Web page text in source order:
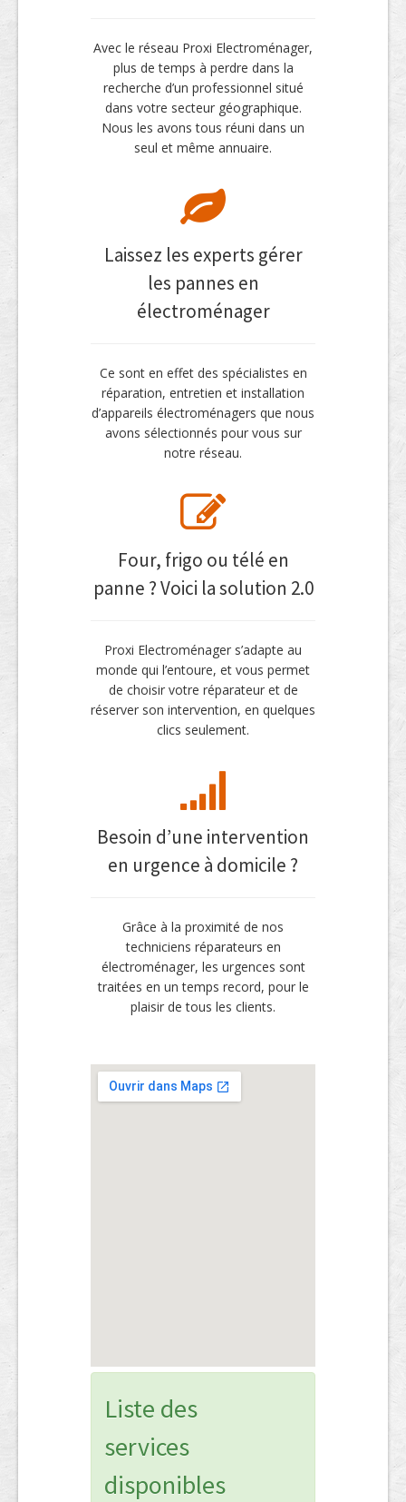
Avec le réseau Proxi Electroménager,
plus de temps à perdre dans la
recherche d’un professionnel situé
dans votre secteur géographique.
Nous les avons tous réuni dans un
seul et même annuaire.
Laissez les experts gérer
les pannes en
électroménager
Ce sont en effet des spécialistes en
réparation, entretien et installation
d’appareils électroménagers que nous
avons sélectionnés pour vous sur
notre réseau.
Four, frigo ou télé en
panne ? Voici la solution 2.0
Proxi Electroménager s’adapte au
monde qui l’entoure, et vous permet
de choisir votre réparateur et de
réserver son intervention, en quelques
clics seulement.
Besoin d’une intervention
en urgence à domicile ?
Grâce à la proximité de nos
techniciens réparateurs en
électroménager, les urgences sont
traitées en un temps record, pour le
plaisir de tous les clients.
Liste des
services
disponibles